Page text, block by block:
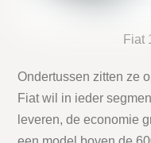
Fiat
Ondertussen zitten ze
Fiat wil in ieder
leveren, de economie